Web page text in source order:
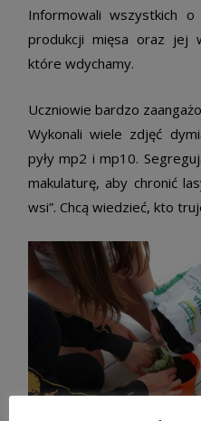
Informowali wszystkich o
produkcji mięsa oraz jej
które wdychamy.
Uczniowie bardzo
Wykonali wiele zdjęć
pyły mp2 i mp10.
makulaturę, aby chronić
wsi”. Chcą wiedzieć, kto